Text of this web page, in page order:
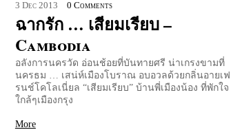
3 Dec 2013 0 Comments
ฉากรัก … เสียมเรียบ –
Cambodia
อลังการนครวัด อ่อนช้อยที่บันทายศรี น่าเกรงขามที่
นครธม … เสน่ห์เมืองโบราณ อบอวลด้วยกลิ่นอายเฟ
รนช์โคโลเนี่ยล “เสียมเรียบ” บ้านพี่เมืองน้อง ที่พักใจ
ใกล้ๆเมืองกรุง
More